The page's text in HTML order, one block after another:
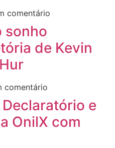
comentário
sonho
de Kevin
comentário
e
OnilX com